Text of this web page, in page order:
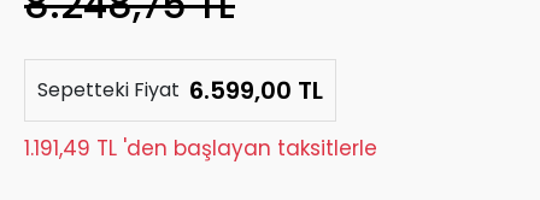
Sepetteki Fiyat 6.599,00 TL
1.191,49 TL 'den başlayan taksitlerle